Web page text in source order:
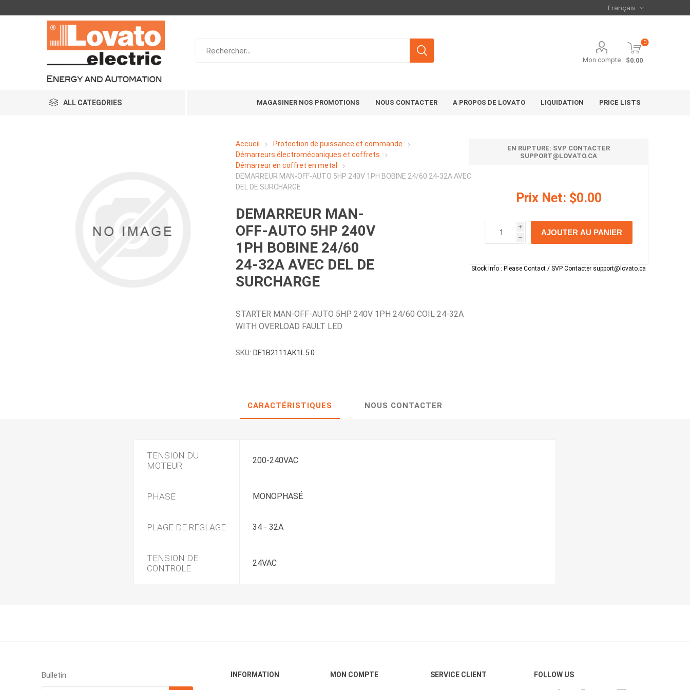
Mon compte
0
$0.00
ALL CATEGORIES MAGASINER NOS PROMOTIONS NOUS CONTACTER A PROPOS DE LOVATO LIQUIDATION PRICE LISTS
Accueil
Protection de puissance et commande
Démarreurs électromécaniques et coffrets
Démarreur en coffret en metal
DEMARREUR MAN-OFF-AUTO 5HP 240V 1PH BOBINE 24/60 24-32A AVEC
DEL DE SURCHARGE
DEMARREUR MAN-
OFF-AUTO 5HP 240V
1PH BOBINE 24/60
24-32A AVEC DEL DE
SURCHARGE
STARTER MAN-OFF-AUTO 5HP 240V 1PH 24/60 COIL 24-32A
WITH OVERLOAD FAULT LED
SKU: DE1B2111AK1L5.0
EN RUPTURE: SVP CONTACTER
SUPPORT@LOVATO.CA
Prix Net: $0.00
i
h
h
AJOUTER AU PANIER
Stock Info : Please Contact / SVP Contacter support@lovato.ca
CARACTÉRISTIQUES NOUS CONTACTER
TENSION DU
MOTEUR
200-240VAC
PHASE MONOPHASÉ
PLAGE DE REGLAGE 34 - 32A
TENSION DE
CONTROLE
24VAC
Bulletin INFORMATION MON COMPTE SERVICE CLIENT FOLLOW US